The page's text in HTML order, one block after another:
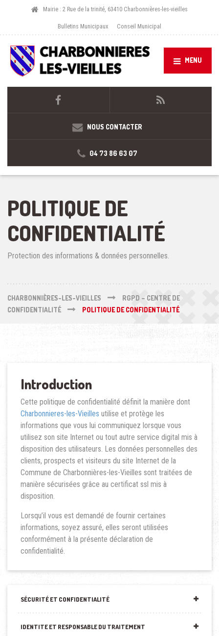
Mairie : 2 Rue de la trinité, 63410 Charbonnières-les-vieilles
Bulletins Municipaux Conseil Municipal
MENU
NOUS CONTACTER
04 73 86 63 07
POLITIQUE DE
CONFIDENTIALITÉ
Protection des informations & données personnelles.
CHARBONNIÈRES-LES-VIEILLES
RGPD – CENTRE DE
CONFIDENTIALITÉ
POLITIQUE DE CONFIDENTIALITÉ
Introduction
Cette politique de confidentialité définit la manière dont
Charbonnieres-les-Vieilles utilise et protège les
informations que vous lui communiquez lorsque vous
utilisez son site Internet ou tout autre service digital mis à
disposition des utilisateurs. Les données personnelles des
clients, prospects et visiteurs du site Internet de la
Commune de Charbonnières-les-Vieilles sont traitées de
manière sécurisées grâce au certificat ssl mis à
disposition.
Lorsqu’il vous est demandé de fournir certaines
informations, soyez assuré, elles seront utilisées
conformément à la présente déclaration de
confidentialité.
SÉCURITÉ ET CONFIDENTIALITÉ
IDENTITE ET RESPONSABLE DU TRAITEMENT